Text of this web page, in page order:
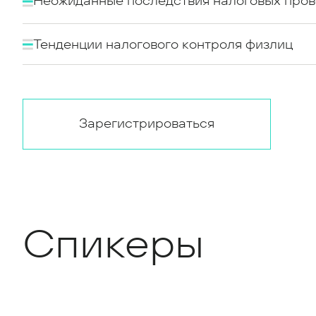
Тенденции налогового контроля физлиц
Зарегистрироваться
Спикеры